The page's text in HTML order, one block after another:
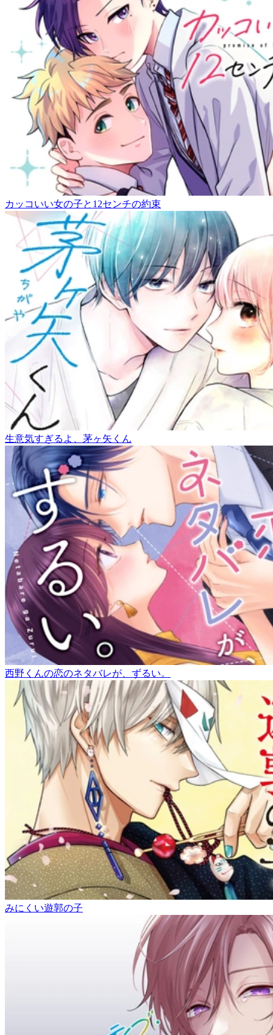
カッコいい女の子と12センチの約束
生意気すぎるよ、茅ヶ矢くん
西野くんの恋のネタバレが、ずるい。
みにくい遊郭の子